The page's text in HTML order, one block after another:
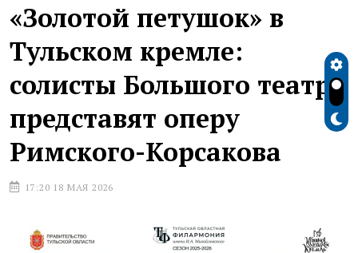
«Золотой петушок» в
Тульском кремле:
солисты Большого театра
представят оперу
Римского-Корсакова
17:20 18 МАЯ 2026